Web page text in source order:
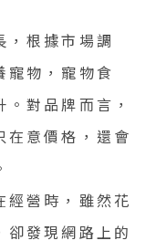
，根據市場調
寵物，寵物食
對品牌而言，
在意價格，還會
經營時，雖然花
卻發現網路上的